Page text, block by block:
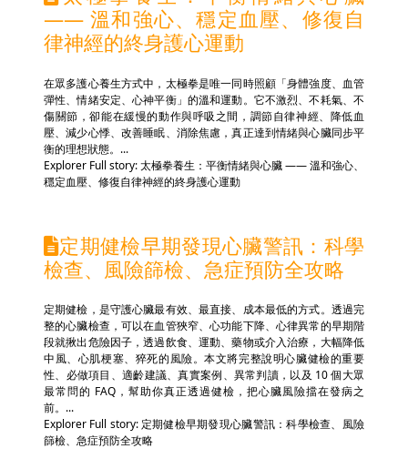
—— 溫和強心、穩定血壓、修復自
律神經的終身護心運動
在眾多護心養生方式中，太極拳是唯一同時照顧「身體強度、血管
彈性、情緒安定、心神平衡」的溫和運動。它不激烈、不耗氣、不
傷關節，卻能在緩慢的動作與呼吸之間，調節自律神經、降低血
壓、減少心悸、改善睡眠、消除焦慮，真正達到情緒與心臟同步平
衡的理想狀態。...
Explorer Full story: 太極拳養生：平衡情緒與心臟 —— 溫和強心、
穩定血壓、修復自律神經的終身護心運動
定期健檢早期發現心臟警訊：科學
檢查、風險篩檢、急症預防全攻略
定期健檢，是守護心臟最有效、最直接、成本最低的方式。透過完
整的心臟檢查，可以在血管狹窄、心功能下降、心律異常的早期階
段就揪出危險因子，透過飲食、運動、藥物或介入治療，大幅降低
中風、心肌梗塞、猝死的風險。本文將完整說明心臟健檢的重要
性、必做項目、適齡建議、真實案例、異常判讀，以及 10 個大眾
最常問的 FAQ，幫助你真正透過健檢，把心臟風險擋在發病之
前。...
Explorer Full story: 定期健檢早期發現心臟警訊：科學檢查、風險
篩檢、急症預防全攻略